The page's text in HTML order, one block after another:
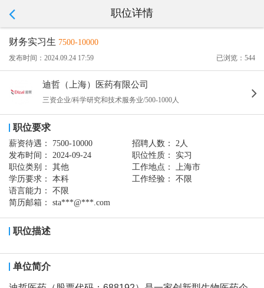
职位详情
财务实习生 7500-10000
发布时间：2024.09.24 17:59 已浏览：544
迪哲（上海）医药有限公司
三资企业/科学研究和技术服务业/500-1000人
职位要求
薪资待遇： 7500-10000 招聘人数：
2人
发布时间：
2024-09-24 职位性质：
实习
职位类别：
其他 工作地点：
上海市
学历要求：
本科 工作经验：
不限
语言能力：
不限
简历邮箱：
sta***@***.com
职位描述
单位简介